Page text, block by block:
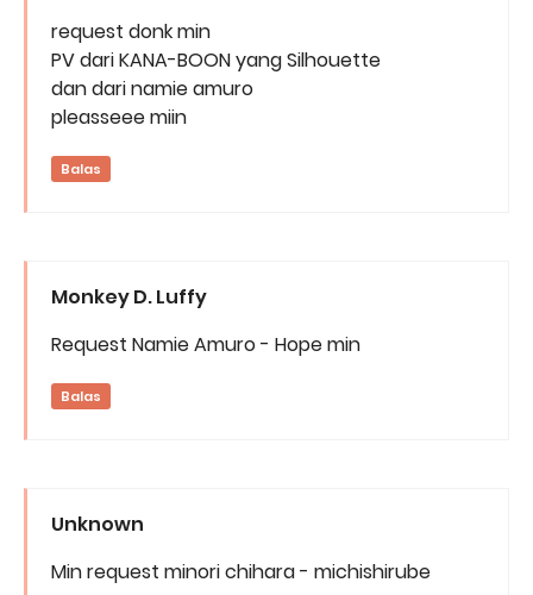
request donk min
PV dari KANA-BOON yang Silhouette
dan dari namie amuro
pleasseee miin
Balas
Monkey D. Luffy
Request Namie Amuro - Hope min
Balas
Unknown
Min request minori chihara - michishirube